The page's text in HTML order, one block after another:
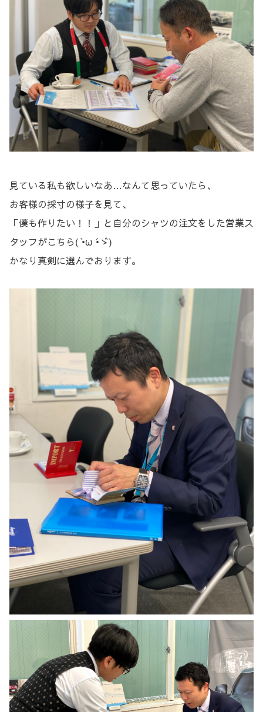
見ている私も欲しいなあ…なんて思っていたら、
お客様の採寸の様子を見て、
「僕も作りたい！！」と自分のシャツの注文をした営業ス
タッフがこちら( •̀ω •́ゞ)
かなり真剣に選んでおります。